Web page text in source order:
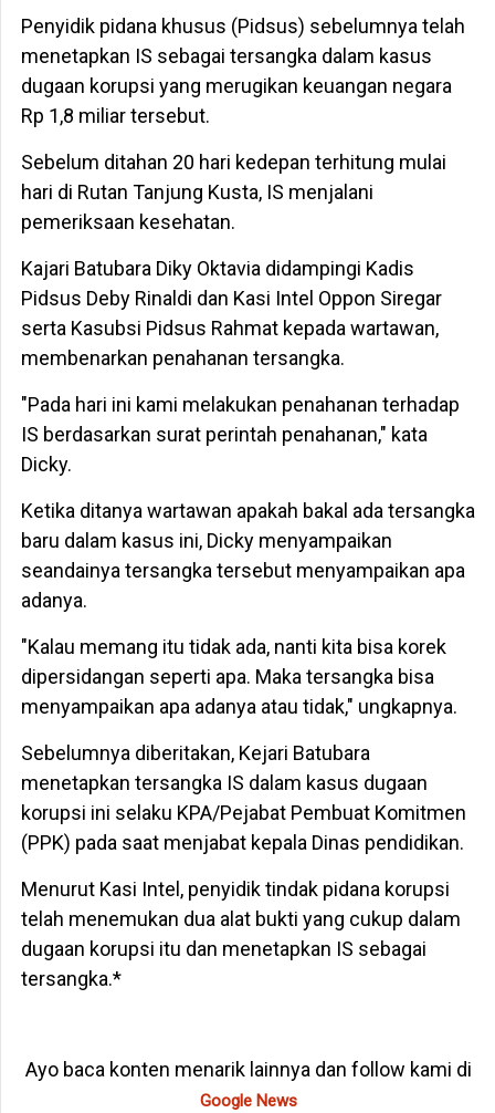
Penyidik pidana khusus (Pidsus) sebelumnya telah
menetapkan IS sebagai tersangka dalam kasus
dugaan korupsi yang merugikan keuangan negara
Rp 1,8 miliar tersebut.
Sebelum ditahan 20 hari kedepan terhitung mulai
hari di Rutan Tanjung Kusta, IS menjalani
pemeriksaan kesehatan.
Kajari Batubara Diky Oktavia didampingi Kadis
Pidsus Deby Rinaldi dan Kasi Intel Oppon Siregar
serta Kasubsi Pidsus Rahmat kepada wartawan,
membenarkan penahanan tersangka.
"Pada hari ini kami melakukan penahanan terhadap
IS berdasarkan surat perintah penahanan," kata
Dicky.
Ketika ditanya wartawan apakah bakal ada tersangka
baru dalam kasus ini, Dicky menyampaikan
seandainya tersangka tersebut menyampaikan apa
adanya.
"Kalau memang itu tidak ada, nanti kita bisa korek
dipersidangan seperti apa. Maka tersangka bisa
menyampaikan apa adanya atau tidak," ungkapnya.
Sebelumnya diberitakan, Kejari Batubara
menetapkan tersangka IS dalam kasus dugaan
korupsi ini selaku KPA/Pejabat Pembuat Komitmen
(PPK) pada saat menjabat kepala Dinas pendidikan.
Menurut Kasi Intel, penyidik tindak pidana korupsi
telah menemukan dua alat bukti yang cukup dalam
dugaan korupsi itu dan menetapkan IS sebagai
tersangka.*
Ayo baca konten menarik lainnya dan follow kami di
Google News